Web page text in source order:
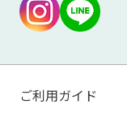
ご利用ガイド